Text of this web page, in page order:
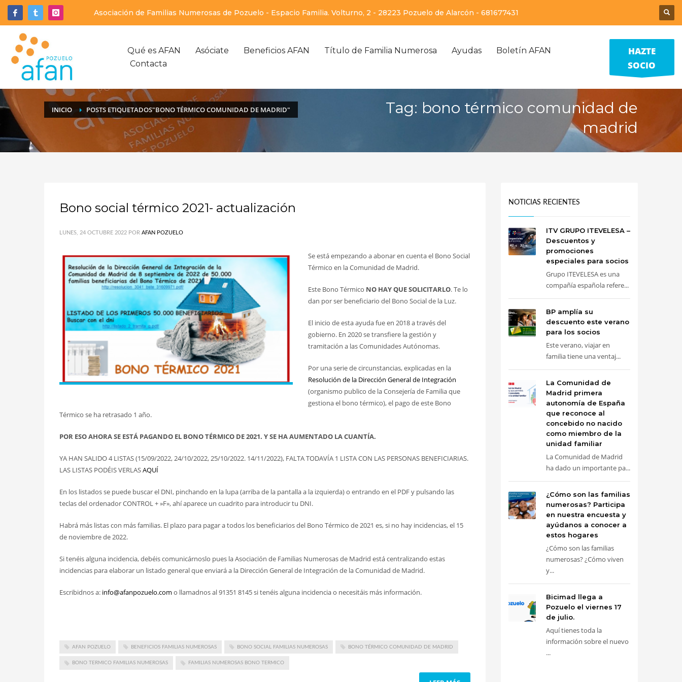
Asociación de Familias Numerosas de Pozuelo - Espacio Familia. Volturno, 2 - 28223 Pozuelo de Alarcón - 681677431
Qué es AFAN Asóciate Beneficios AFAN Título de Familia Numerosa Ayudas
Boletín AFAN
Contacta
HAZTE
SOCIO
INICIO POSTS ETIQUETADOS"BONO TÉRMICO COMUNIDAD DE MADRID"
Tag: bono térmico comunidad de
madrid
Bono social térmico 2021- actualización
LUNES, 24 OCTUBRE 2022 POR AFAN POZUELO
Se está empezando a abonar en cuenta el Bono Social
Térmico en la Comunidad de Madrid.
Este Bono Térmico NO HAY QUE SOLICITARLO. Te lo
dan por ser beneficiario del Bono Social de la Luz.
El inicio de esta ayuda fue en 2018 a través del
gobierno. En 2020 se transfiere la gestión y
tramitación a las Comunidades Autónomas.
Por una serie de circunstancias, explicadas en la
Resolución de la Dirección General de Integración
(organismo publico de la Consejería de Familia que
gestiona el bono térmico), el pago de este Bono
Térmico se ha retrasado 1 año.
POR ESO AHORA SE ESTÁ PAGANDO EL BONO TÉRMICO DE 2021. Y SE HA AUMENTADO LA CUANTÍA.
YA HAN SALIDO 4 LISTAS (15/09/2022, 24/10/2022, 25/10/2022. 14/11/2022), FALTA TODAVÍA 1 LISTA CON LAS PERSONAS BENEFICIARIAS.
LAS LISTAS PODÉIS VERLASAQUÍ
En los listados se puede buscar el DNI, pinchando en la lupa (arriba de la pantalla a la izquierda) o entrando en el PDF y pulsando las
teclas del ordenador CONTROL + »F», ahí aparece un cuadrito para introducir tu DNI.
Habrá más listas con más familias. El plazo para pagar a todos los beneficiarios del Bono Térmico de 2021 es, si no hay incidencias, el 15
de noviembre de 2022.
Si tenéis alguna incidencia, debéis comunicárnoslo pues la Asociación de Familias Numerosas de Madrid está centralizando estas
incidencias para elaborar un listado general que enviará a la Dirección General de Integración de la Comunidad de Madrid.
Escribidnos a: info@afanpozuelo.com o llamadnos al 91351 8145 si tenéis alguna incidencia o necesitáis más información.
AFAN POZUELO BENEFICIOS FAMILIAS NUMEROSAS BONO SOCIAL FAMILIAS NUMEROSAS BONO TÉRMICO COMUNIDAD DE MADRID
BONO TERMICO FAMILIAS NUMEROSAS FAMILIAS NUMEROSAS BONO TERMICO
NOTICIAS RECIENTES
ITV GRUPO ITEVELESA –
Descuentos y
promociones
especiales para socios
Grupo ITEVELESA es una
compañía española refere...
BP amplía su
descuento este verano
para los socios
Este verano, viajar en
familia tiene una ventaj...
La Comunidad de
Madrid primera
autonomía de España
que reconoce al
concebido no nacido
como miembro de la
unidad familiar
La Comunidad de Madrid
ha dado un importante pa...
¿Cómo son las familias
numerosas? Participa
en nuestra encuesta y
ayúdanos a conocer a
estos hogares
¿Cómo son las familias
numerosas? ¿Cómo viven
y...
Bicimad llega a
Pozuelo el viernes 17
de julio.
Aquí tienes toda la
información sobre el nuevo
...